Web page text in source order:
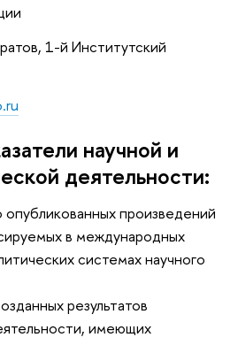
1-й Институтский
научной и
деятельности:
произведений
в международных
системах научного
результатов
имеющих